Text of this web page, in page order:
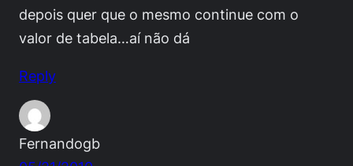
depois quer que o mesmo continue com o
valor de tabela…aí não dá
Reply
Fernandogb